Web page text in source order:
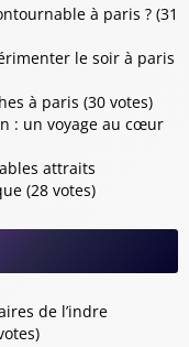
à paris ? (31
le soir à paris
à paris (30 votes)
: un voyage au cœur
attraits
(28 votes)
de l’indre